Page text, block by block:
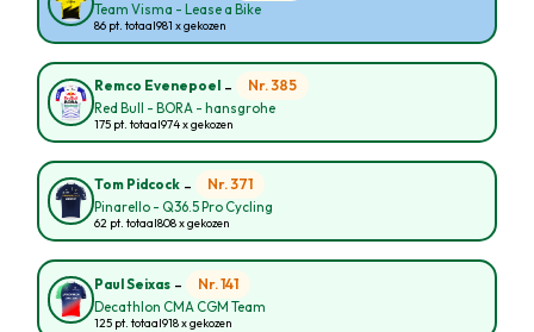
Team Visma - Lease a Bike
86 pt. totaal981 x gekozen
Remco Evenepoel - Nr. 385
Red Bull - BORA - hansgrohe
175 pt. totaal974 x gekozen
Tom Pidcock - Nr. 371
Pinarello - Q36.5 Pro Cycling
62 pt. totaal808 x gekozen
Paul Seixas - Nr. 141
Decathlon CMA CGM Team
125 pt. totaal918 x gekozen